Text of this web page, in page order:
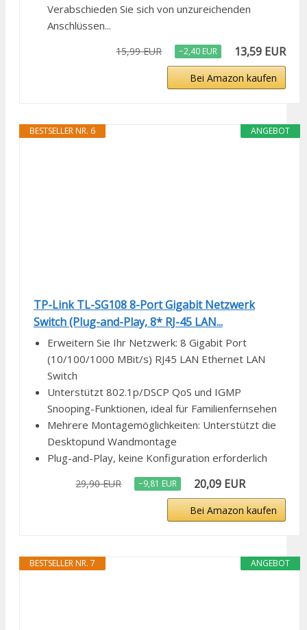
Verabschieden Sie sich von unzureichenden
Anschlüssen...
15,99 EUR −2,40 EUR 13,59 EUR
Bei Amazon kaufen
ANGEBOT
BESTSELLER NR. 6
TP-Link TL-SG108 8-Port Gigabit Netzwerk
Switch (Plug-and-Play, 8* RJ-45 LAN...
Erweitern Sie Ihr Netzwerk: 8 Gigabit Port
(10/100/1000 MBit/s) RJ45 LAN Ethernet LAN
Switch
Unterstützt 802.1p/DSCP QoS und IGMP
Snooping-Funktionen, ideal für Familienfernsehen
Mehrere Montagemöglichkeiten: Unterstützt die
Desktopund Wandmontage
Plug-and-Play, keine Konfiguration erforderlich
29,90 EUR −9,81 EUR 20,09 EUR
Bei Amazon kaufen
ANGEBOT
BESTSELLER NR. 7